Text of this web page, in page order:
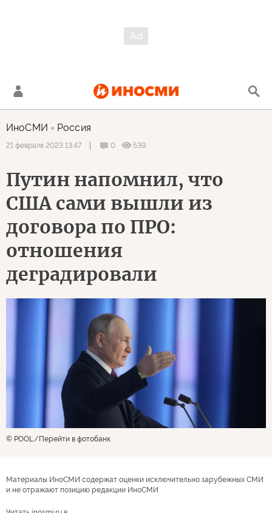
ИноСМИ Россия
21 февраля 2023 13:47 0 539
Путин напомнил, что
США сами вышли из
договора по ПРО:
отношения
деградировали
© POOL Перейти в фотобанк
Материалы ИноСМИ содержат оценки исключительно зарубежных СМИ
и не отражают позицию редакции ИноСМИ